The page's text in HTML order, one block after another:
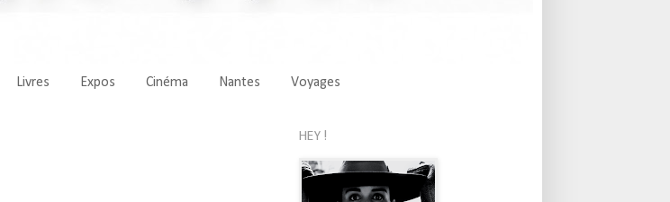
Livres Expos Cinéma Nantes Voyages
HEY !